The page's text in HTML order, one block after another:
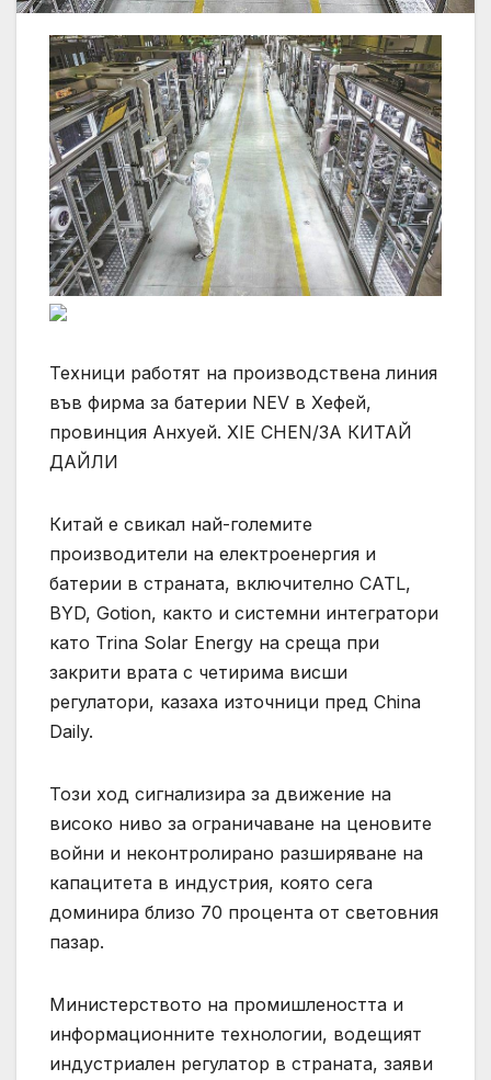
Техници работят на производствена линия
във фирма за батерии NEV в Хефей,
провинция Анхуей. XIE CHEN/ЗА КИТАЙ
ДАЙЛИ
Китай е свикал най-големите
производители на електроенергия и
батерии в страната, включително CATL,
BYD, Gotion, както и системни интегратори
като Trina Solar Energy на среща при
закрити врата с четирима висши
регулатори, казаха източници пред China
Daily.
Този ход сигнализира за движение на
високо ниво за ограничаване на ценовите
войни и неконтролирано разширяване на
капацитета в индустрия, която сега
доминира близо 70 процента от световния
пазар.
Министерството на промишлеността и
информационните технологии, водещият
индустриален регулатор в страната, заяви